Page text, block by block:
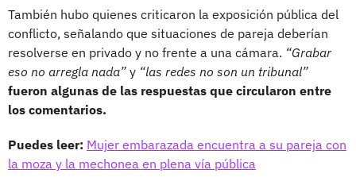
También hubo quienes criticaron la exposición pública del
conflicto, señalando que situaciones de pareja deberían
resolverse en privado y no frente a una cámara. “Grabar
eso no arregla nada” y “las redes no son un tribunal”
fueron algunas de las respuestas que circularon entre
los comentarios.
Puedes leer: Mujer embarazada encuentra a su pareja con
la moza y la mechonea en plena vía pública